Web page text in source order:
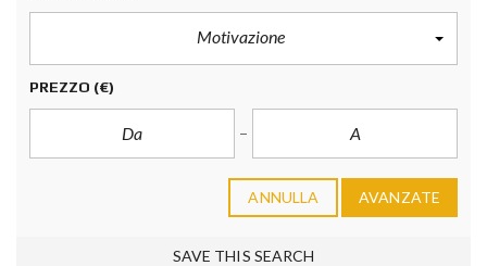
Motivazione
PREZZO (€)
ANNULLA AVANZATE
SAVE THIS SEARCH